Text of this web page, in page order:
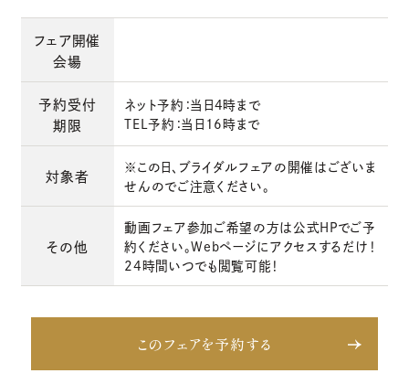
フェア開催
会場
予約受付
期限
ネット予約：当日4時まで
TEL予約：当日16時まで
対象者
※この日、ブライダルフェアの開催はございま
せんのでご注意ください。
その他
動画フェア参加ご希望の方は公式HPでご予
約ください。Webページにアクセスするだけ！
24時間いつでも閲覧可能！
このフェアを予約する